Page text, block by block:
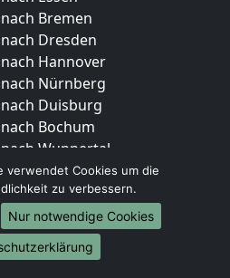
Bremen
Dresden
Hannover
Nürnberg
Duisburg
Bochum
Wuppertal
Bielefeld
Bonn
nach Münster
verwendet Cookies um die
zu verbessern.
Nur notwendige Cookies